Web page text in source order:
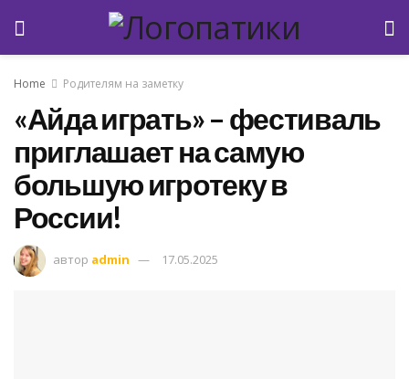
Home Родителям на заметку
«Айда играть» – фестиваль
приглашает на самую
большую игротеку в
России!
автор admin 17.05.2025